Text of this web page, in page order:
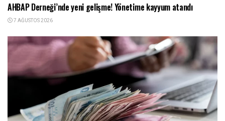
AHBAP Derneği’nde yeni gelişme! Yönetime kayyum atandı
7 AĞUSTOS 2026